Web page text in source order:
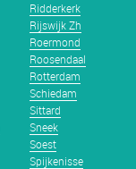
Ridderkerk
Rijswijk Zh
Roermond
Roosendaal
Rotterdam
Schiedam
Sittard
Sneek
Soest
Spijkenisse